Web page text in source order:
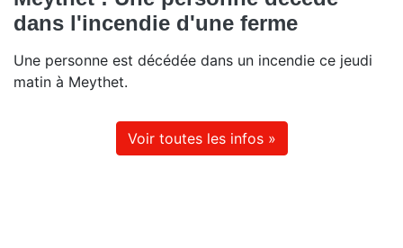
dans l'incendie d'une ferme
Une personne est décédée dans un incendie ce jeudi
matin à Meythet.
Voir toutes les infos »